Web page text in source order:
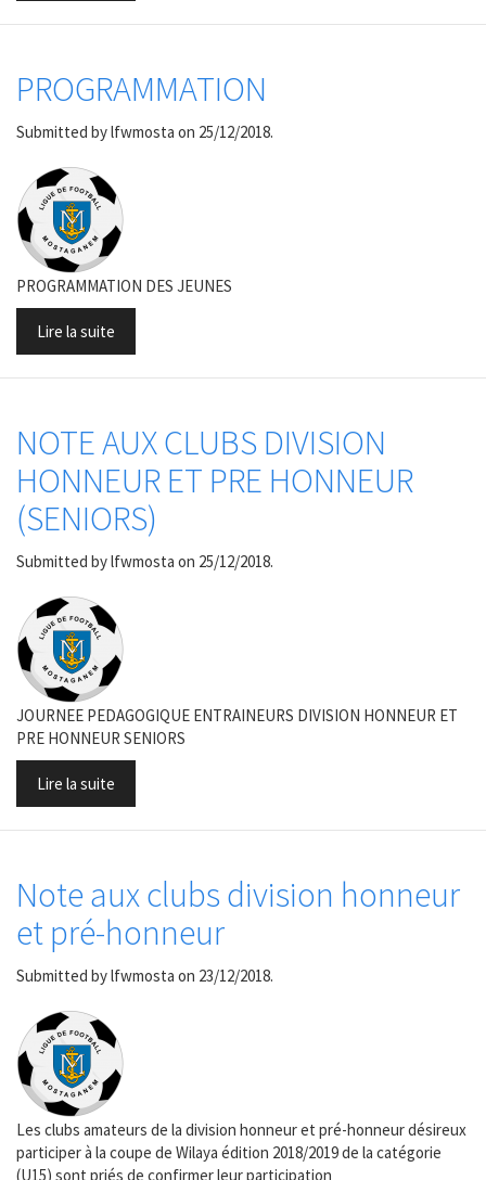
PROGRAMMATION
Submitted bylfwmosta on 25/12/2018.
PROGRAMMATION DES JEUNES
Lire la suite
NOTE AUX CLUBS DIVISION
HONNEUR ET PRE HONNEUR
(SENIORS)
Submitted bylfwmosta on 25/12/2018.
JOURNEE PEDAGOGIQUE ENTRAINEURS DIVISION HONNEUR ET
PRE HONNEUR SENIORS
Lire la suite
Note aux clubs division honneur
et pré-honneur
Submitted bylfwmosta on 23/12/2018.
Les clubs amateurs de la division honneur et pré-honneur désireux
participer à la coupe de Wilaya édition 2018/2019 de la catégorie
(U15) sont priés de confirmer leur participation